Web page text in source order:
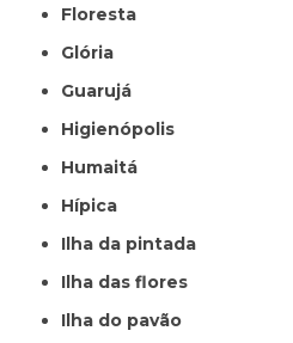
Floresta
Glória
Guarujá
Higienópolis
Humaitá
Hípica
Ilha da pintada
Ilha das flores
Ilha do pavão